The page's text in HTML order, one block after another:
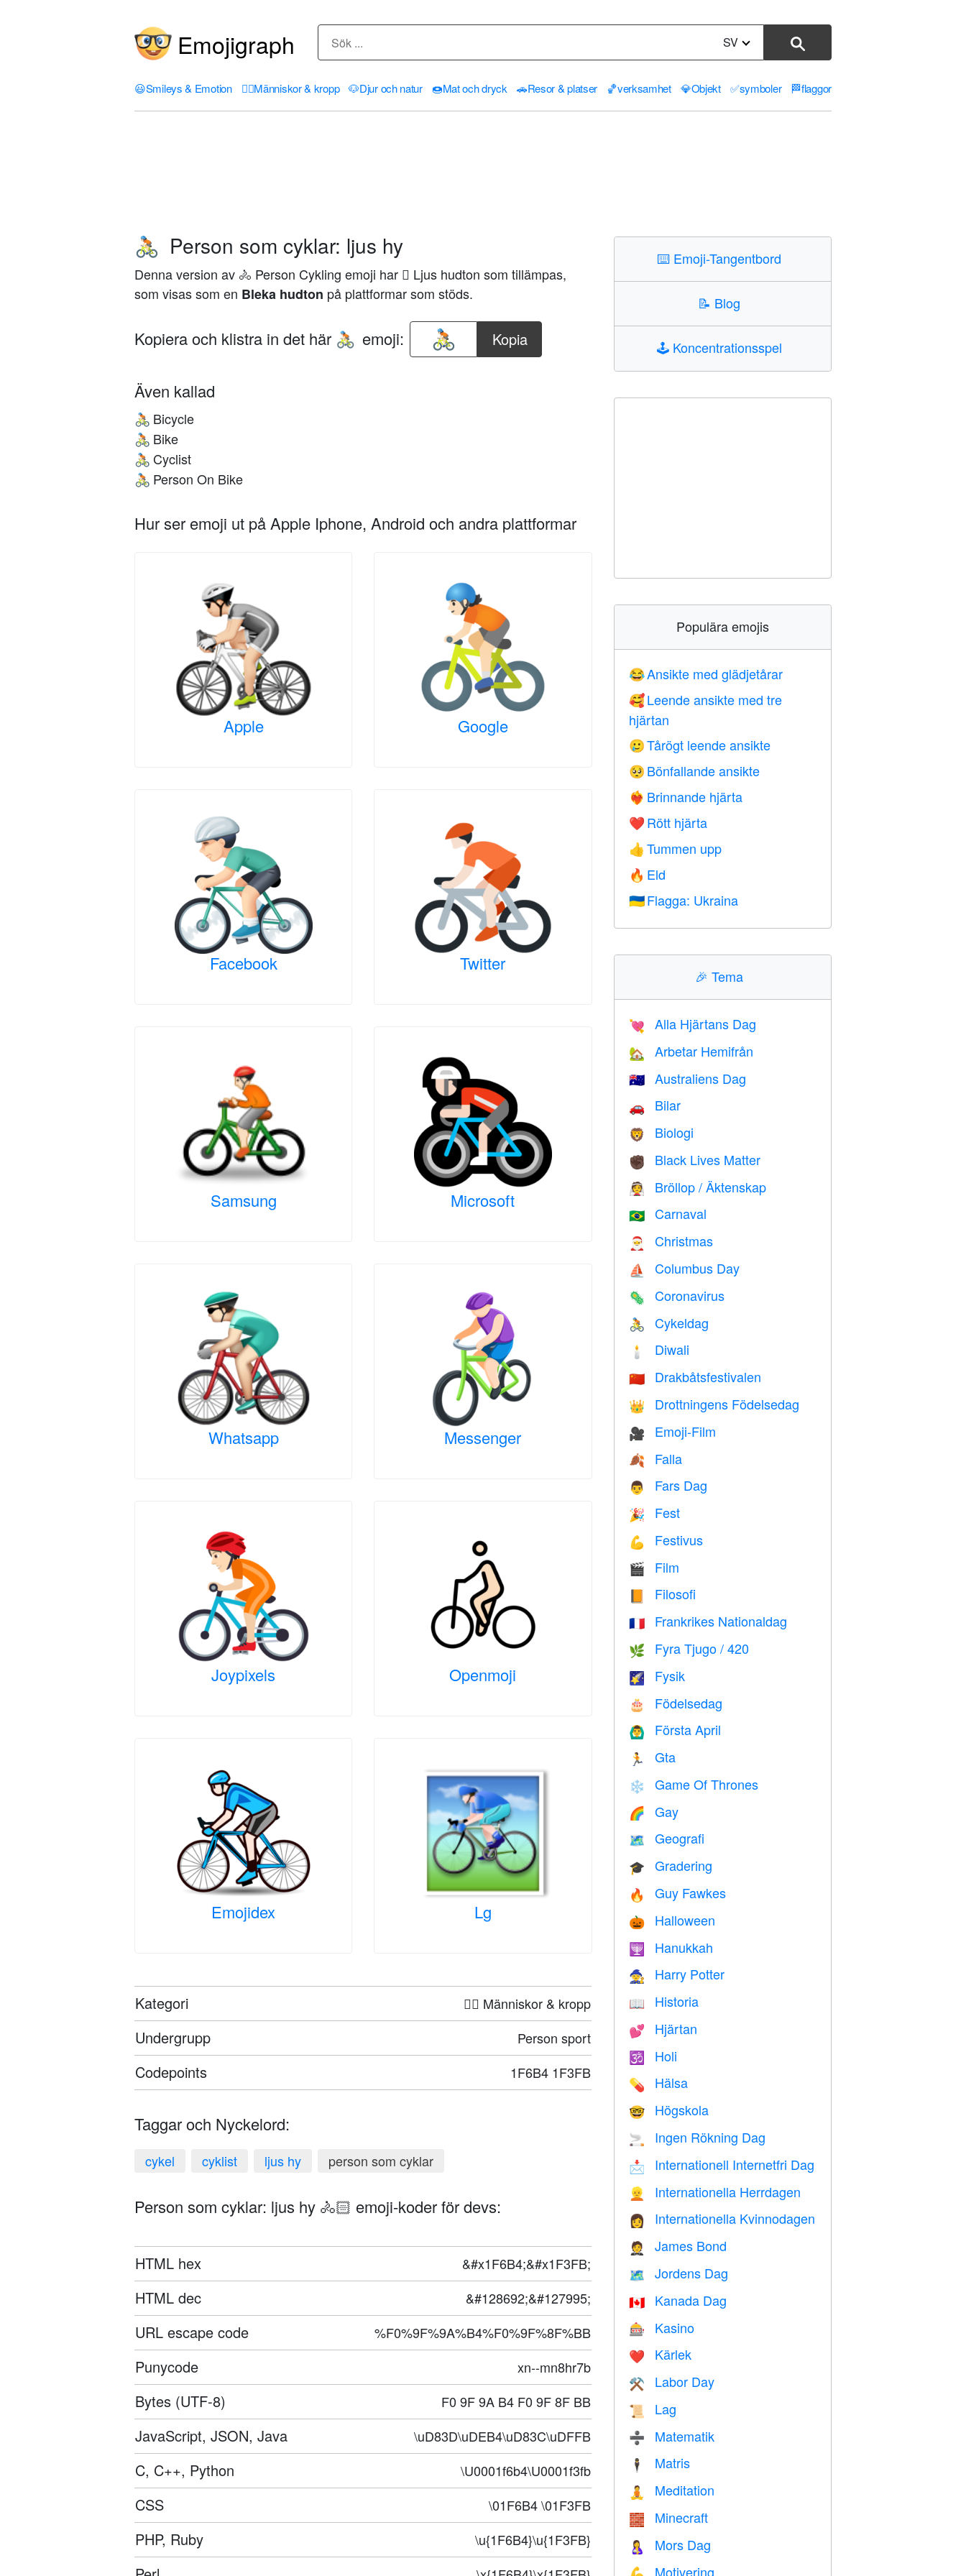
Emojigraph SV
😃Smileys & Emotion 🤦‍♀️Människor & kropp 🐶Djur och natur 🍩Mat och dryck 🚗Resor & platser 🏀verksamhet 💎Objekt ✅symboler 🏁flaggor
🚴🏻 Person som cyklar: ljus hy
Denna version av 🚴 Person Cykling emoji har 🏻 Ljus hudton som tillämpas,
som visas som en Bleka hudton på plattformar som stöds.
Kopiera och klistra in det här 🚴🏻 emoji: Kopia
Även kallad
🚴🏻 Bicycle
🚴🏻 Bike
🚴🏻 Cyclist
🚴🏻 Person On Bike
Hur ser emoji ut på Apple Iphone, Android och andra plattformar
Apple Google
Facebook Twitter
Samsung Microsoft
Whatsapp Messenger
Joypixels Openmoji
Emojidex Lg
Kategori 🤦‍♀️ Människor & kropp
Undergrupp Person sport
Codepoints 1F6B4 1F3FB
Taggar och Nyckelord:
cykel cyklist ljus hy person som cyklar
Person som cyklar: ljus hy 🚴🏻 emoji-koder för devs:
HTML hex &#x1F6B4;&#x1F3FB;
HTML dec &#128692;&#127995;
URL escape code %F0%9F%9A%B4%F0%9F%8F%BB
Punycode xn--mn8hr7b
Bytes (UTF-8) F0 9F 9A B4 F0 9F 8F BB
JavaScript, JSON, Java \uD83D\uDEB4\uD83C\uDFFB
C, C++, Python \U0001f6b4\U0001f3fb
CSS \01F6B4 \01F3FB
PHP, Ruby \u{1F6B4}\u{1F3FB}
⌨️ Emoji-Tangentbord
📝 Blog
🕹️ Koncentrationsspel
Populära emojis
😂Ansikte med glädjetårar
🥰 Leende ansikte med tre
hjärtan
🥲 Tårögt leende ansikte
🥺 Bönfallande ansikte
❤️‍🔥 Brinnande hjärta
❤️ Rött hjärta
👍 Tummen upp
🔥 Eld
🇺🇦 Flagga: Ukraina
🎉Tema
💘 Alla Hjärtans Dag
🏡 Arbetar Hemifrån
🇦🇺 Australiens Dag
🚗 Bilar
🦁 Biologi
✊🏿 Black Lives Matter
👰 Bröllop / Äktenskap
🇧🇷 Carnaval
🎅 Christmas
⛵️ Columbus Day
🦠 Coronavirus
🚴 Cykeldag
🕯 Diwali
🇨🇳 Drakbåtsfestivalen
👑 Drottningens Födelsedag
🎥 Emoji-Film
🍂 Falla
👨 Fars Dag
🎉 Fest
💪 Festivus
🎬 Film
Filosofi
🇫🇷 Frankrikes Nationaldag
🌿 Fyra Tjugo / 420
🌠 Fysik
🎂 Födelsedag
🙆‍♂️ Första April
🏃 Gta
❄️ Game Of Thrones
🌈 Gay
🗺 Geografi
🎓 Gradering
🔥 Guy Fawkes
🎃 Halloween
🕎 Hanukkah
🧙 Harry Potter
📖 Historia
💕 Hjärtan
🕉 Holi
💊 Hälsa
🤓 Högskola
🚬 Ingen Rökning Dag
📩 Internationell Internetfri Dag
👱 Internationella Herrdagen
👩 Internationella Kvinnodagen
🤵 James Bond
🗺️ Jordens Dag
🇨🇦 Kanada Dag
🎰 Kasino
❤️️ Kärlek
⚒️ Labor Day
📜 Lag
➗ Matematik
🕴️ Matris
🧘 Meditation
🧱 Minecraft
🤱 Mors Dag
Motivering